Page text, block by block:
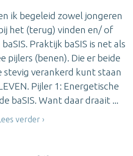
ik begeleid zowel jongeren
het (terug) vinden en/ of
Praktijk baSIS is net als
pijlers (benen). Die er beide
stevig verankerd kunt staan
Pijler 1: Energetische
baSIS. Want daar draait ...
verder